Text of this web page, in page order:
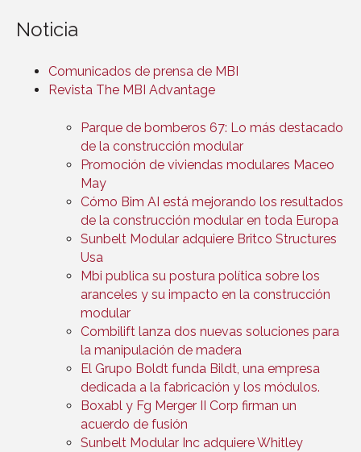
Noticia
Comunicados de prensa de MBI
Revista The MBI Advantage
Parque de bomberos 67: Lo más destacado
de la construcción modular
Promoción de viviendas modulares Maceo
May
Cómo Bim AI está mejorando los resultados
de la construcción modular en toda Europa
Sunbelt Modular adquiere Britco Structures
Usa
Mbi publica su postura política sobre los
aranceles y su impacto en la construcción
modular
Combilift lanza dos nuevas soluciones para
la manipulación de madera
El Grupo Boldt funda Bildt, una empresa
dedicada a la fabricación y los módulos.
Boxabl y Fg Merger II Corp firman un
acuerdo de fusión
Sunbelt Modular Inc adquiere Whitley